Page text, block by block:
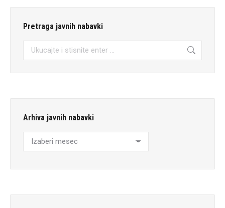
Pretraga javnih nabavki
Pretraga:
Arhiva javnih nabavki
Arhiva
javnih